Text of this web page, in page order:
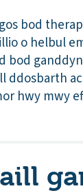
bod
o helbul
ddosbarth
hwy mwy